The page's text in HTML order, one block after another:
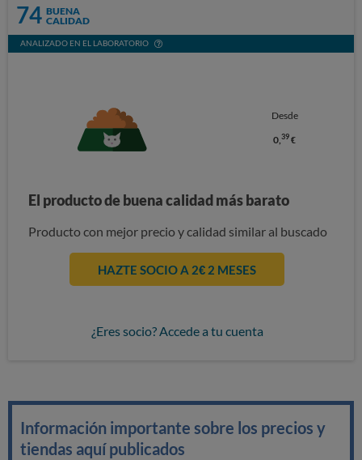
74 BUENA
CALIDAD
ANALIZADO EN EL LABORATORIO
Desde
0,39 €
El producto de buena calidad más barato
Producto con mejor precio y calidad similar al buscado
HAZTE SOCIO A 2€ 2 MESES
¿Eres socio? Accede a tu cuenta
Información importante sobre los precios y
tiendas aquí publicados